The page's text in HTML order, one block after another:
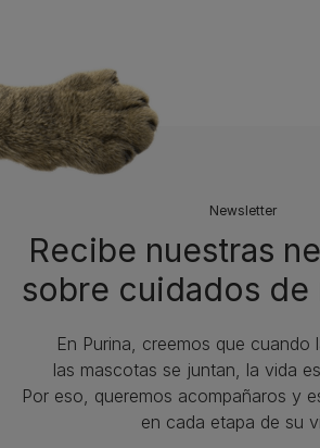
Newsletter
Recibe nuestras
sobre cuidados de
En Purina, creemos que cuando
las mascotas se juntan, la vida
Por eso, queremos acompañaros y
en cada etapa de su